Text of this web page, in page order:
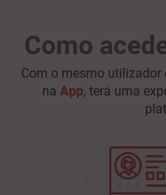
Como
Com o mesmo utilizador
na App, terá uma